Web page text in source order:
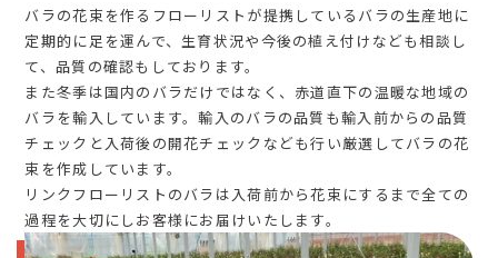
バラの花束を作るフローリストが提携しているバラの生産地に
定期的に足を運んで、生育状況や今後の植え付けなども相談し
て、品質の確認もしております。
また冬季は国内のバラだけではなく、赤道直下の温暖な地域の
バラを輸入しています。輸入のバラの品質も輸入前からの品質
チェックと入荷後の開花チェックなども行い厳選してバラの花
束を作成しています。
リンクフローリストのバラは入荷前から花束にするまで全ての
過程を大切にしお客様にお届けいたします。